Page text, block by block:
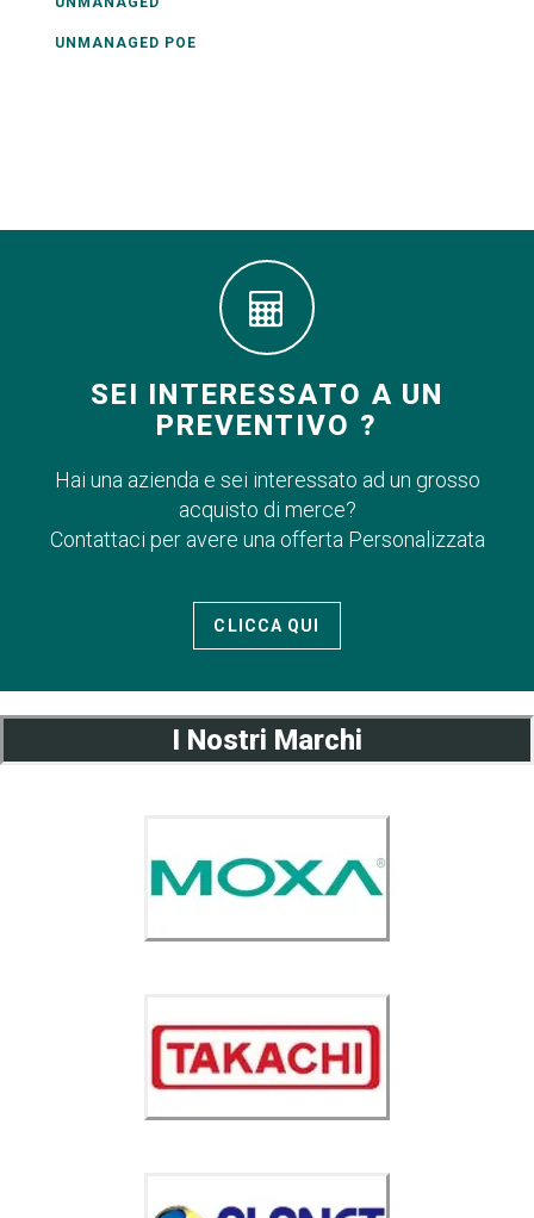
UNMANAGED POE
SEI INTERESSATO A UN
PREVENTIVO ?
Hai una azienda e sei interessato ad un grosso
acquisto di merce?
Contattaci per avere una offerta Personalizzata
CLICCA QUI
I Nostri Marchi